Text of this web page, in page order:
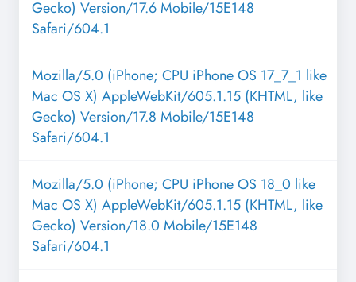
Gecko) Version/17.6 Mobile/15E148
Safari/604.1
Mozilla/5.0 (iPhone; CPU iPhone OS 17_7_1 like
Mac OS X) AppleWebKit/605.1.15 (KHTML, like
Gecko) Version/17.8 Mobile/15E148
Safari/604.1
Mozilla/5.0 (iPhone; CPU iPhone OS 18_0 like
Mac OS X) AppleWebKit/605.1.15 (KHTML, like
Gecko) Version/18.0 Mobile/15E148
Safari/604.1